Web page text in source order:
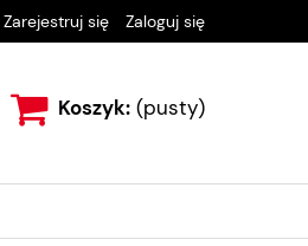
Zarejestruj się Zaloguj się
Koszyk: (pusty)